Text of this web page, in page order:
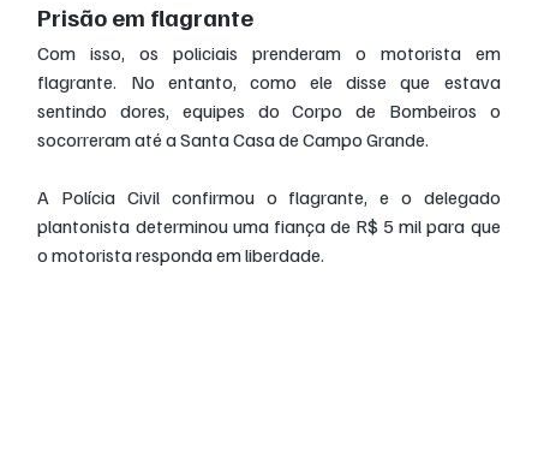
Prisão em flagrante
Com isso, os policiais prenderam o motorista em
flagrante. No entanto, como ele disse que estava
sentindo dores, equipes do Corpo de Bombeiros o
socorreram até a Santa Casa de Campo Grande.
A Polícia Civil confirmou o flagrante, e o delegado
plantonista determinou uma fiança de R$ 5 mil para que
o motorista responda em liberdade.